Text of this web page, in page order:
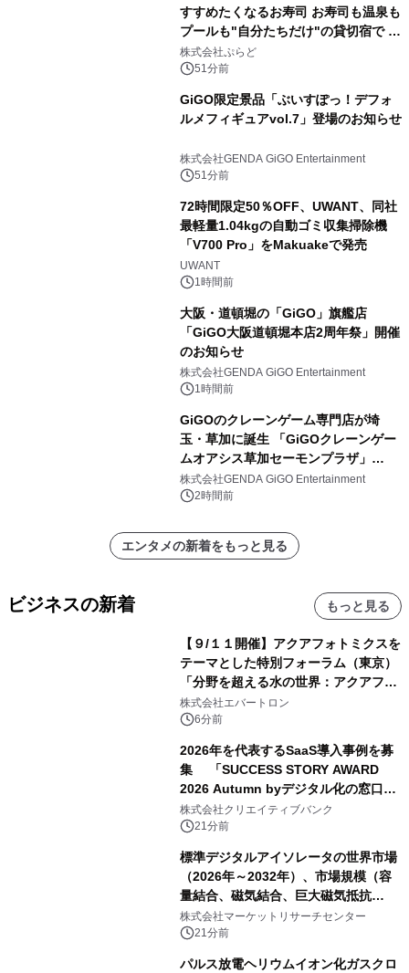
すすめたくなるお寿司 お寿司も温泉も
プールも"自分たちだけ"の貸切宿で 1
日1組限定「岩屋温泉 絵島別庭 海と
森」の握り寿司プラン
株式会社ぷらど
51分前
GiGO限定景品「ぶいすぽっ！デフォ
ルメフィギュアvol.7」登場のお知らせ
株式会社GENDA GiGO Entertainment
51分前
72時間限定50％OFF、UWANT、同社
最軽量1.04kgの自動ゴミ収集掃除機
「V700 Pro」をMakuakeで発売
UWANT
1時間前
大阪・道頓堀の「GiGO」旗艦店
「GiGO大阪道頓堀本店2周年祭」開催
のお知らせ
株式会社GENDA GiGO Entertainment
1時間前
GiGOのクレーンゲーム専門店が埼
玉・草加に誕生 「GiGOクレーンゲー
ムオアシス草加セーモンプラザ」
2026年8月7日(金)10時グランドオープ
ン
株式会社GENDA GiGO Entertainment
2時間前
エンタメの新着をもっと見る
ビジネスの新着 もっと見る
【９/１１開催】アクアフォトミクスを
テーマとした特別フォーラム（東京）
「分野を超える水の世界：アクアフォ
トミクスが切り拓く新しい科学の地
平」を開催
株式会社エバートロン
6分前
2026年を代表するSaaS導入事例を募
集 「SUCCESS STORY AWARD
2026 Autumn byデジタル化の窓口」
開催
株式会社クリエイティブバンク
21分前
標準デジタルアイソレータの世界市場
（2026年～2032年）、市場規模（容
量結合、磁気結合、巨大磁気抵抗
（GMR））・分析レポートを発表
株式会社マーケットリサーチセンター
21分前
パルス放電ヘリウムイオン化ガスクロ